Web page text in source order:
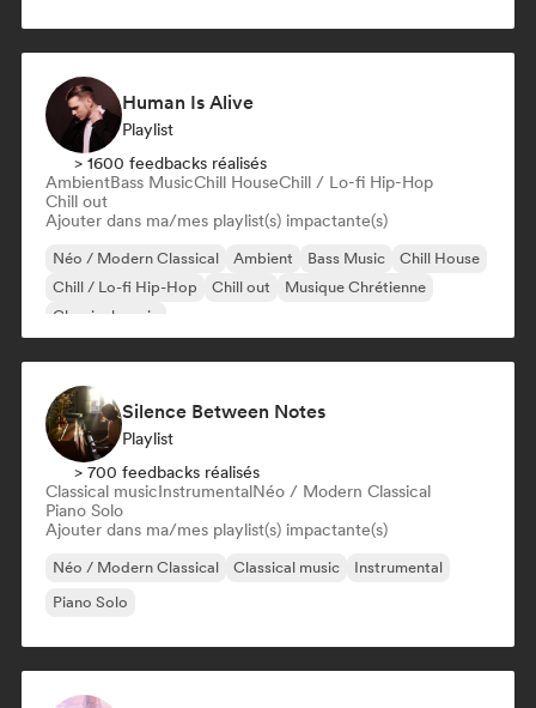
Human Is Alive
Playlist
> 1600 feedbacks réalisés
AmbientBass MusicChill HouseChill / Lo-fi Hip-Hop
Chill out
Ajouter dans ma/mes playlist(s) impactante(s)
Néo / Modern Classical Ambient Bass Music
Chill House
Chill / Lo-fi Hip-Hop
Chill out
Musique Chrétienne
Classical music
Silence Between Notes
Playlist
> 700 feedbacks réalisés
Classical musicInstrumentalNéo / Modern Classical
Piano Solo
Ajouter dans ma/mes playlist(s) impactante(s)
Néo / Modern Classical Classical music
Instrumental
Piano Solo